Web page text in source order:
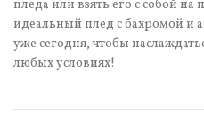
пледа или взять его с собой
идеальный плед с бахромой и
уже сегодня, чтобы
любых условиях!